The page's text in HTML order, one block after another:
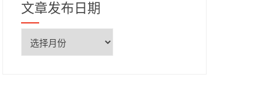
文章发布日期